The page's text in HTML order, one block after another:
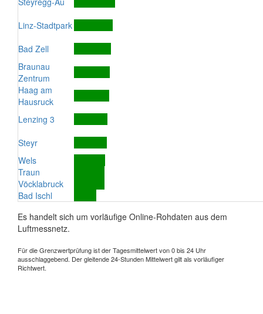
Linz-Stadtpark
Bad Zell
Braunau
Zentrum
Haag am
Hausruck
Lenzing 3
Steyr
Wels
Traun
Vöcklabruck
Bad Ischl
Es handelt sich um vorläufige Online-Rohdaten aus dem
Luftmessnetz.
Für die Grenzwertprüfung ist der Tagesmittelwert von 0 bis 24 Uhr
ausschlaggebend. Der gleitende 24-Stunden Mittelwert gilt als vorläufiger
Richtwert.